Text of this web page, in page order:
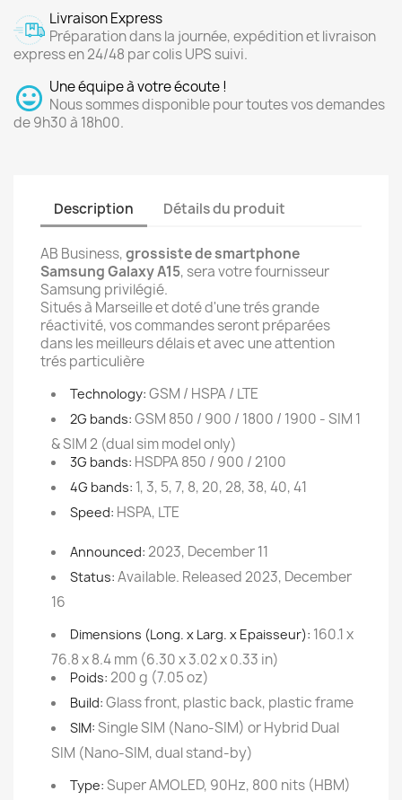
Livraison Express
Préparation dans la journée, expédition et livraison
express en 24/48 par colis UPS suivi.
Une équipe à votre écoute !
Nous sommes disponible pour toutes vos demandes
de 9h30 à 18h00.
Description Détails du produit
AB Business,grossiste de smartphone
Samsung Galaxy A15, sera votre fournisseur
Samsung privilégié.
Situés à Marseille et doté d'une trés grande
réactivité, vos commandes seront préparées
dans les meilleurs délais et avec une attention
trés particulière
Technology: GSM / HSPA / LTE
2G bands: GSM 850 / 900 / 1800 / 1900 - SIM 1
& SIM 2 (dual sim model only)
3G bands: HSDPA 850 / 900 / 2100
4G bands: 1, 3, 5, 7, 8, 20, 28, 38, 40, 41
Speed: HSPA, LTE
Announced: 2023, December 11
Status: Available. Released 2023, December
16
Dimensions (Long. x Larg. x Epaisseur): 160.1 x
76.8 x 8.4 mm (6.30 x 3.02 x 0.33 in)
Poids: 200 g (7.05 oz)
Build: Glass front, plastic back, plastic frame
SIM: Single SIM (Nano-SIM) or Hybrid Dual
SIM (Nano-SIM, dual stand-by)
Type: Super AMOLED, 90Hz, 800 nits (HBM)